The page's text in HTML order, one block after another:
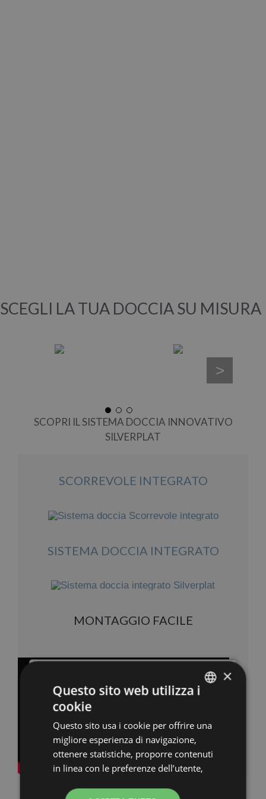
×
SCEGLI LA TUA DOCCIA SU MISURA
>
SCOPRI IL SISTEMA DOCCIA INNOVATIVO
SILVERPLAT
SCORREVOLE INTEGRATO
SISTEMA DOCCIA INTEGRATO
MONTAGGIO FACILE
ENGLISH
GERMAN
×
Questo sito web utilizza i
cookie
Questo sito usa i cookie per offrire una
migliore esperienza di navigazione,
ottenere statistiche, proporre contenuti
in linea con le preferenze dell’utente,